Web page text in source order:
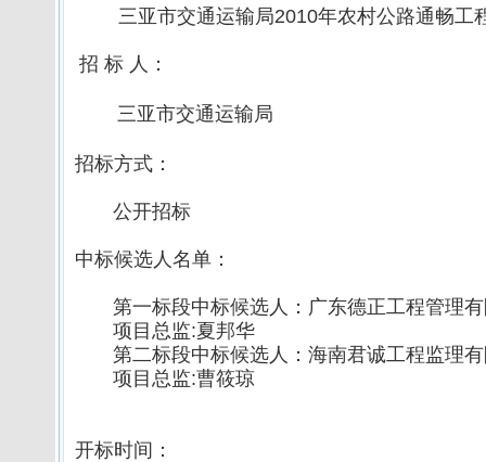
三亚市交通运输局2010年农村公路通畅工
招 标 人：
三亚市交通运输局
招标方式：
公开招标
中标候选人名单：
第一标段中标候选人：广东德正工程管理有
项目总监:夏邦华
第二标段中标候选人：海南君诚工程监理有
项目总监:曹筱琼
开标时间：